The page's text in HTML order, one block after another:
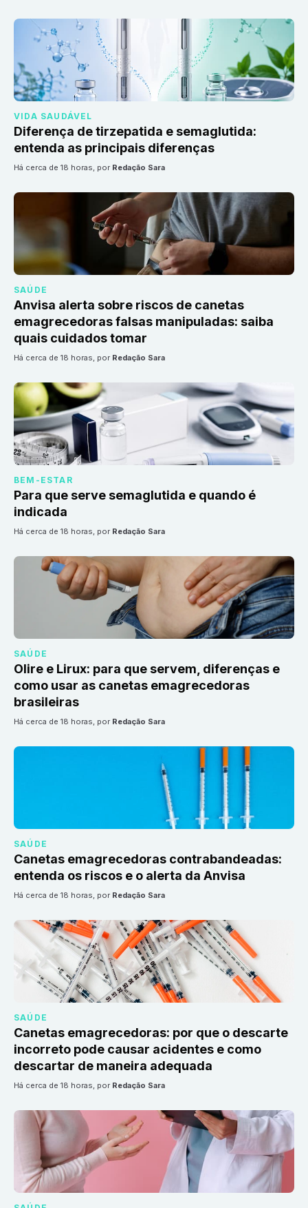
VIDA SAUDÁVEL
Diferença de tirzepatida e semaglutida:
entenda as principais diferenças
há cerca de 18 horas, por Redação Sara
SAÚDE
Anvisa alerta sobre riscos de canetas
emagrecedoras falsas manipuladas: saiba
quais cuidados tomar
há cerca de 18 horas, por Redação Sara
BEM-ESTAR
Para que serve semaglutida e quando é
indicada
há cerca de 18 horas, por Redação Sara
SAÚDE
Olire e Lirux: para que servem, diferenças e
como usar as canetas emagrecedoras
brasileiras
há cerca de 18 horas, por Redação Sara
SAÚDE
Canetas emagrecedoras contrabandeadas:
entenda os riscos e o alerta da Anvisa
há cerca de 18 horas, por Redação Sara
SAÚDE
Canetas emagrecedoras: por que o descarte
incorreto pode causar acidentes e como
descartar de maneira adequada
há cerca de 18 horas, por Redação Sara